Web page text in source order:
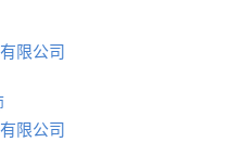
限公司
限公司